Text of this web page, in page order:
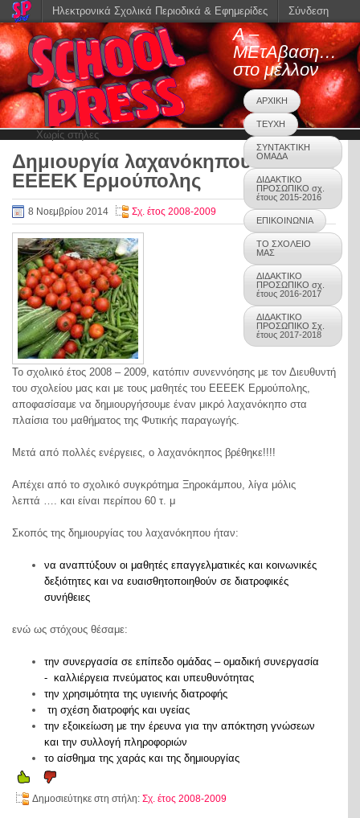
Α –
ΜΕτΑβαση…
στο μέλλον
ΑΡΧΙΚΗ
ΤΕΥΧΗ
ΣΥΝΤΑΚΤΙΚΗ
ΟΜΑΔΑ
ΔΙΔΑΚΤΙΚΟ
ΠΡΟΣΩΠΙΚΟ σχ.
έτους 2015-2016
ΕΠΙΚΟΙΝΩΝΙΑ
ΤΟ ΣΧΟΛΕΙΟ
ΜΑΣ
ΔΙΔΑΚΤΙΚΟ
ΠΡΟΣΩΠΙΚΟ σχ.
έτους 2016-2017
ΔΙΔΑΚΤΙΚΟ
ΠΡΟΣΩΠΙΚΟ Σχ.
έτους 2017-2018
Χωρίς στήλες
Δημιουργία λαχανόκηπου
ΕΕΕΕΚ Ερμούπολης
8 Νοεμβρίου 2014 Σχ. έτος 2008-2009
Το σχολικό έτος 2008 – 2009, κατόπιν συνεννόησης με τον Διευθυντή
του σχολείου μας και με τους μαθητές του ΕΕΕΕΚ Ερμούπολης,
αποφασίσαμε να δημιουργήσουμε έναν μικρό λαχανόκηπο στα
πλαίσια του μαθήματος της Φυτικής παραγωγής.
Μετά από πολλές ενέργειες, ο λαχανόκηπος βρέθηκε!!!!
Απέχει από το σχολικό συγκρότημα Ξηροκάμπου, λίγα μόλις
λεπτά …. και είναι περίπου 60 τ. μ
Σκοπός της δημιουργίας του λαχανόκηπου ήταν:
να αναπτύξουν οι μαθητές επαγγελματικές και κοινωνικές
δεξιότητες και να ευαισθητοποιηθούν σε διατροφικές
συνήθειες
ενώ ως στόχους θέσαμε:
την συνεργασία σε επίπεδο ομάδας – ομαδική συνεργασία
- καλλιέργεια πνεύματος και υπευθυνότητας
την χρησιμότητα της υγιεινής διατροφής
τη σχέση διατροφής και υγείας
την εξοικείωση με την έρευνα για την απόκτηση γνώσεων
και την συλλογή πληροφοριών
το αίσθημα της χαράς και της δημιουργίας
Δημοσιεύτηκε στη στήλη: Σχ. έτος 2008-2009
Ηλεκτρονικά Σχολικά Περιοδικά & Εφημερίδες Σύνδεση